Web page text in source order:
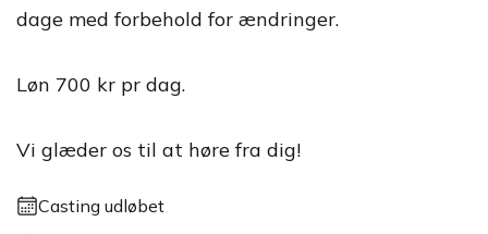
dage med forbehold for ændringer.
Løn 700 kr pr dag.
Vi glæder os til at høre fra dig!
Casting udløbet